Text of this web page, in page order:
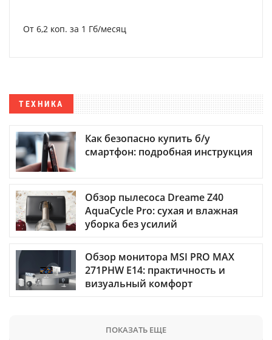
От 6,2 коп. за 1 Гб/месяц
ТЕХНИКА
Как безопасно купить б/у
смартфон: подробная инструкция
Обзор пылесоса Dreame Z40
AquaCycle Pro: сухая и влажная
уборка без усилий
Обзор монитора MSI PRO MAX
271PHW E14: практичность и
визуальный комфорт
ПОКАЗАТЬ ЕЩЕ